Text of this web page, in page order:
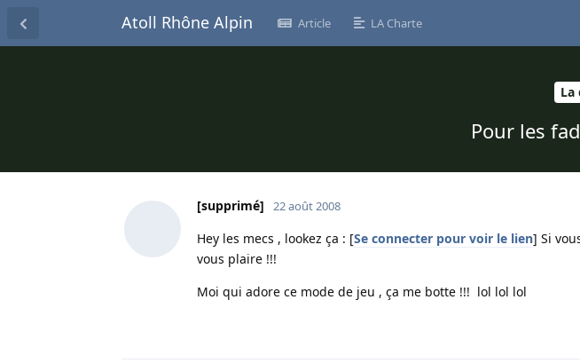
Atoll Rhône Alpin Article LA Charte
La
Pour les
[supprimé] 22 août 2008
Hey les mecs , lookez ça : [Se connecter pour voir le lien] Si
vous plaire !!!
Moi qui adore ce mode de jeu , ça me botte !!! lol lol lol